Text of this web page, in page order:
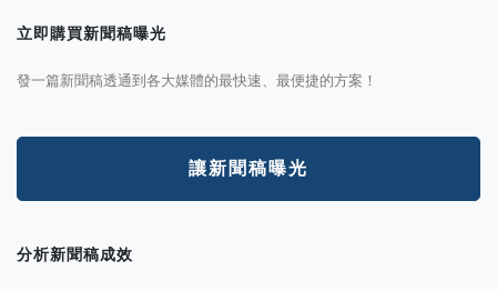
立即購買新聞稿曝光
發一篇新聞稿透通到各大媒體的最快速、最便捷的方案！
讓新聞稿曝光
分析新聞稿成效